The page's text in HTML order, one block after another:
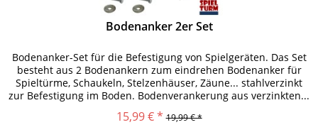
Bodenanker 2er Set
Bodenanker-Set für die Befestigung von Spielgeräten. Das Set
besteht aus 2 Bodenankern zum eindrehen Bodenanker für
Spieltürme, Schaukeln, Stelzenhäuser, Zäune... stahlverzinkt
zur Befestigung im Boden. Bodenverankerung aus verzinkten...
15,99 € * 19,99 € *